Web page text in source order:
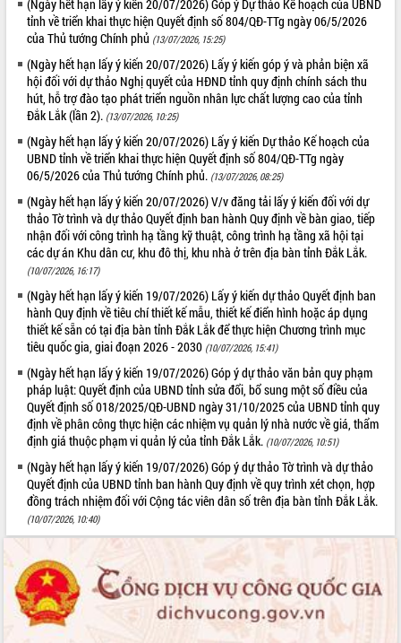
Hội thảo góp ý hồ sơ điều chỉnh quy
hoạch tỉnh Đắk Lắk thời kỳ 2021-2030,
tầm nhìn đến năm 2050
Nâng cao hiệu quả hoạt động của các
doanh nghiệp nhà nước
Hội nghị triển khai kết nối mạng
truyền số liệu chuyên dùng phục vụ cơ
quan Đảng, Nhà nước
Lễ phát động chuỗi hoạt động chung
tay làm sạch môi trường
Xã Ea Kar bước chuyển mình trong
công tác cải cách hành chính mô hình
mới
UBND tỉnh họp báo định kỳ tháng 4
năm 2026
Hội thảo khoa học “Giải pháp thúc đẩy
phát triển nền kinh tế xanh tại tỉnh
Đắk Lắk”
hiện nhiệm vụ quản lý tài sản công
hàng tuần
Tháo gỡ những vướng mắc, đẩy mạnh
công tác cải cách thủ tục hành chính
công tỉnh
Đắk Lắk: Tôn vinh 46 giải pháp tại Hội
thi Sáng tạo Kỹ thuật 2024 - 2025
Đắk Lắk rà soát, điều chỉnh Đề án 190
Phó Chủ tịch UBND tỉnh Đắk Lắk
Trương Công Thái kiểm tra thực địa
Dự án cao tốc Khánh Hòa - Buôn Ma
Thuột
(Ngày hết hạn lấy ý kiến 20/07/2026) Góp ý Dự thảo Kế hoạch của UBND
tỉnh về triển khai thực hiện Quyết định số 804/QĐ-TTg ngày 06/5/2026
của Thủ tướng Chính phủ (13/07/2026, 15:25)
(Ngày hết hạn lấy ý kiến 20/07/2026) Lấy ý kiến góp ý và phản biện xã
hội đối với dự thảo Nghị quyết của HĐND tỉnh quy định chính sách thu
hút, hỗ trợ đào tạo phát triển nguồn nhân lực chất lượng cao của tỉnh
Đắk Lắk (lần 2). (13/07/2026, 10:25)
(Ngày hết hạn lấy ý kiến 20/07/2026) Lấy ý kiến Dự thảo Kế hoạch của
UBND tỉnh về triển khai thực hiện Quyết định số 804/QĐ-TTg ngày
06/5/2026 của Thủ tướng Chính phủ. (13/07/2026, 08:25)
(Ngày hết hạn lấy ý kiến 20/07/2026) V/v đăng tải lấy ý kiến đối với dự
thảo Tờ trình và dự thảo Quyết định ban hành Quy định về bàn giao, tiếp
nhận đối với công trình hạ tầng kỹ thuật, công trình hạ tầng xã hội tại
các dự án Khu dân cư, khu đô thị, khu nhà ở trên địa bàn tỉnh Đắk Lắk.
(10/07/2026, 16:17)
(Ngày hết hạn lấy ý kiến 19/07/2026) Lấy ý kiến dự thảo Quyết định ban
hành Quy định về tiêu chí thiết kế mẫu, thiết kế điển hình hoặc áp dụng
thiết kế sẵn có tại địa bàn tỉnh Đắk Lắk để thực hiện Chương trình mục
tiêu quốc gia, giai đoạn 2026 - 2030 (10/07/2026, 15:41)
(Ngày hết hạn lấy ý kiến 19/07/2026) Góp ý dự thảo văn bản quy phạm
pháp luật: Quyết định của UBND tỉnh sửa đổi, bổ sung một số điều của
Quyết định số 018/2025/QĐ-UBND ngày 31/10/2025 của UBND tỉnh quy
định về phân công thực hiện các nhiệm vụ quản lý nhà nước về giá, thẩm
định giá thuộc phạm vi quản lý của tỉnh Đắk Lắk. (10/07/2026, 10:51)
(Ngày hết hạn lấy ý kiến 19/07/2026) Góp ý dự thảo Tờ trình và dự thảo
Quyết định của UBND tỉnh ban hành Quy định về quy trình xét chọn, hợp
đồng trách nhiệm đối với Cộng tác viên dân số trên địa bàn tỉnh Đắk Lắk.
(10/07/2026, 10:40)